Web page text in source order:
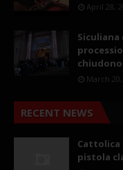
April 28,
Siculiana
March
RECENT NEWS
Cattolica
pistola